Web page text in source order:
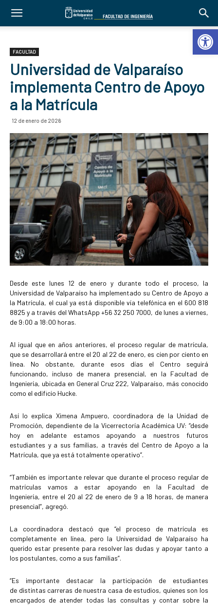
Abrir
FACULTAD
Universidad de Valparaíso
implementa Centro de Apoyo
a la Matrícula
12 de enero de 2026
Desde este lunes 12 de enero y durante todo el proceso, la
Universidad de Valparaíso ha implementado su Centro de Apoyo a
la Matrícula, el cual ya está disponible vía telefónica en el 600 818
8825 y a través del WhatsApp +56 32 250 7000, de lunes a viernes,
de 9:00 a 18:00 horas.
Al igual que en años anteriores, el proceso regular de matrícula,
que se desarrollará entre el 20 al 22 de enero, es cien por ciento en
línea. No obstante, durante esos días el Centro seguirá
funcionando, incluso de manera presencial, en la Facultad de
Ingeniería, ubicada en General Cruz 222, Valparaíso, más conocido
como el edificio Hucke.
Así lo explica Ximena Ampuero, coordinadora de la Unidad de
Promoción, dependiente de la Vicerrectoría Académica UV: “desde
hoy en adelante estamos apoyando a nuestros futuros
estudiantes y a sus familias, a través del Centro de Apoyo a la
Matrícula, que ya está totalmente operativo”.
“También es importante relevar que durante el proceso regular de
matrículas vamos a estar apoyando en la Facultad de
Ingeniería, entre el 20 al 22 de enero de 9 a 18 horas, de manera
presencial”, agregó.
La coordinadora destacó que “el proceso de matrícula es
completamente en línea, pero la Universidad de Valparaíso ha
querido estar presente para resolver las dudas y apoyar tanto a
los postulantes, como a sus familias”.
“Es importante destacar la participación de estudiantes
de distintas carreras de nuestra casa de estudios, quienes son los
encargados de atender todas las consultas y contar sobre la